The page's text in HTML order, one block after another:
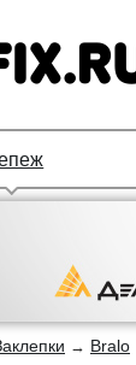
→ Bralo